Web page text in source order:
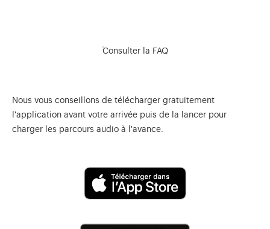
Consulter la FAQ
Nous vous conseillons de télécharger gratuitement
l'application avant votre arrivée puis de la lancer pour
charger les parcours audio à l'avance.